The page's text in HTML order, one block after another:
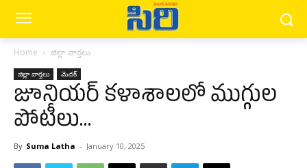
Home జిల్లా వార్త‌లు
జిల్లా వార్త‌లు మెద‌క్
జూనియర్ కళాశాలలో ముగ్గుల
పోటీలు…
By Suma Latha - January 10, 2025